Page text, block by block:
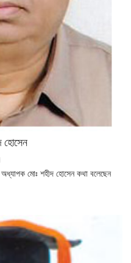
হোসেন
অধ্যাপক মোঃ শহীদ হোসেন কথা বলেছেন